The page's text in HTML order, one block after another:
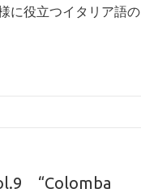
に役立つイタリア語の
“Colomba